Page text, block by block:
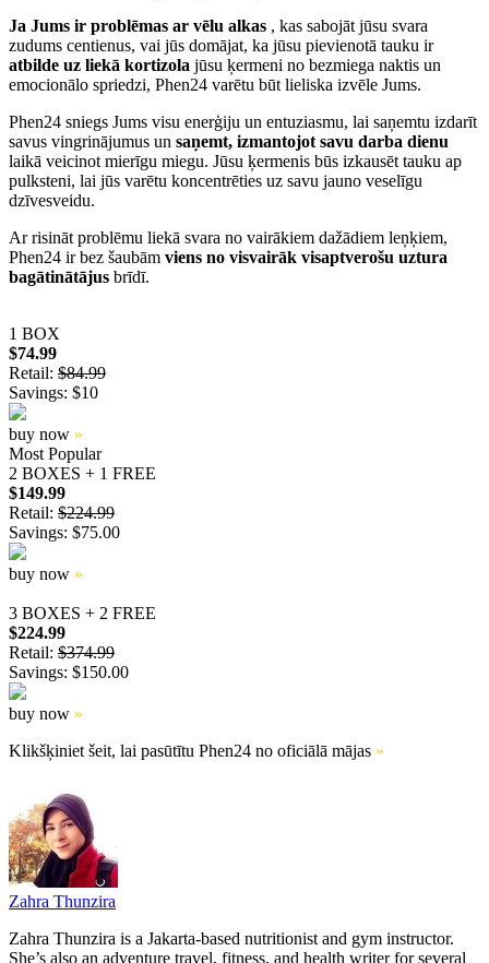
Ja Jums ir problēmas ar vēlu alkas , kas sabojāt jūsu svara
zudums centienus, vai jūs domājat, ka jūsu pievienotā tauku ir
atbilde uz liekā kortizola jūsu ķermeni no bezmiega naktis un
emocionālo spriedzi, Phen24 varētu būt lieliska izvēle Jums.
Phen24 sniegs Jums visu enerģiju un entuziasmu, lai saņemtu izdarīt
savus vingrinājumus un saņemt, izmantojot savu darba dienu
laikā veicinot mierīgu miegu. Jūsu ķermenis būs izkausēt tauku ap
pulksteni, lai jūs varētu koncentrēties uz savu jauno veselīgu
dzīvesveidu.
Ar risināt problēmu liekā svara no vairākiem dažādiem leņķiem,
Phen24 ir bez šaubām viens no visvairāk visaptverošu uztura
bagātinātājus brīdī.
1 BOX
$74.99
Retail: $84.99
Savings: $10
buy now »
Most Popular
2 BOXES + 1 FREE
$149.99
Retail: $224.99
Savings: $75.00
buy now »
3 BOXES + 2 FREE
$224.99
Retail: $374.99
Savings: $150.00
buy now »
Klikšķiniet šeit, lai pasūtītu Phen24 no oficiālā mājas »
Zahra Thunzira
Zahra Thunzira is a Jakarta-based nutritionist and gym instructor.
She’s also an adventure travel, fitness, and health writer for several